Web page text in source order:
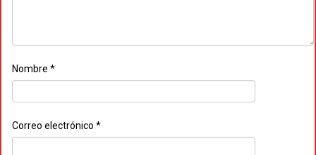
Nombre *
Correo electrónico *